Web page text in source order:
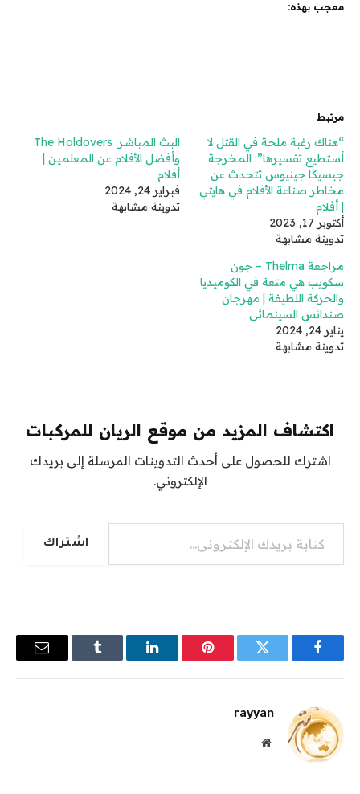
معجب بهذه:
مرتبط
“هناك رغبة ملحة في القتل لا
أستطيع تفسيرها”: المخرجة
جيسيكا جينيوس تتحدث عن
مخاطر صناعة الأفلام في هايتي
| أفلام
أكتوبر 17, 2023
تدوينة مشابهة
البث المباشر: The Holdovers
وأفضل الأفلام عن المعلمين |
أفلام
فبراير 24, 2024
تدوينة مشابهة
مراجعة Thelma – جون
سكويب هي متعة في الكوميديا ​​
والحركة اللطيفة | مهرجان
صندانس السينمائي
يناير 24, 2024
تدوينة مشابهة
اكتشاف المزيد من موقع الريان للمركبات
اشترك للحصول على أحدث التدوينات المرسلة إلى بريدك
الإلكتروني.
كتابة بريدك الإلكتروني...
اشتراك
فيسبوك تويتر بينتيريستلينكدإن Tumblr
البريد
rayyan
موقع